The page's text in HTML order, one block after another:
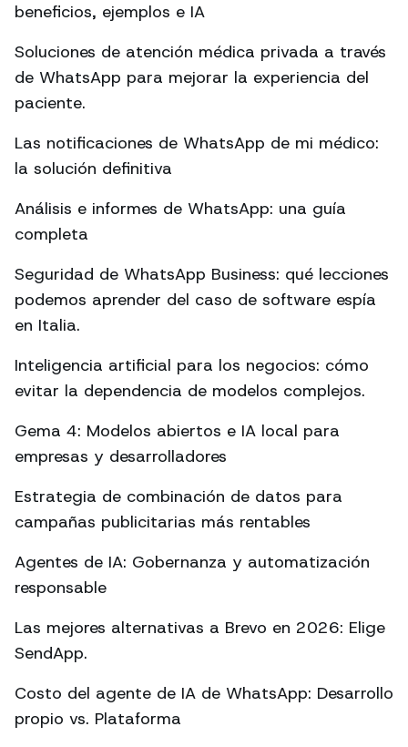
beneficios, ejemplos e IA
Soluciones de atención médica privada a través
de WhatsApp para mejorar la experiencia del
paciente.
Las notificaciones de WhatsApp de mi médico:
la solución definitiva
Análisis e informes de WhatsApp: una guía
completa
Seguridad de WhatsApp Business: qué lecciones
podemos aprender del caso de software espía
en Italia.
Inteligencia artificial para los negocios: cómo
evitar la dependencia de modelos complejos.
Gema 4: Modelos abiertos e IA local para
empresas y desarrolladores
Estrategia de combinación de datos para
campañas publicitarias más rentables
Agentes de IA: Gobernanza y automatización
responsable
Las mejores alternativas a Brevo en 2026: Elige
SendApp.
Costo del agente de IA de WhatsApp: Desarrollo
propio vs. Plataforma